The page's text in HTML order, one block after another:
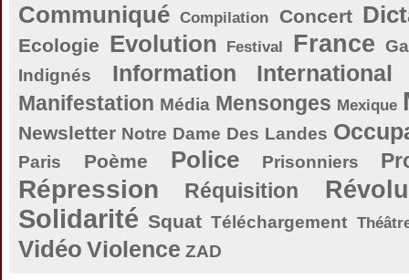
Communiqué Compilation Concert
Ecologie Evolution Festival France
Indignés
Information International
Manifestation Média Mensonges Mexique
Newsletter Notre Dame Des Landes
Paris Poème Police Prisonniers
Répression Réquisition
Solidarité Squat Téléchargement
Vidéo Violence ZAD